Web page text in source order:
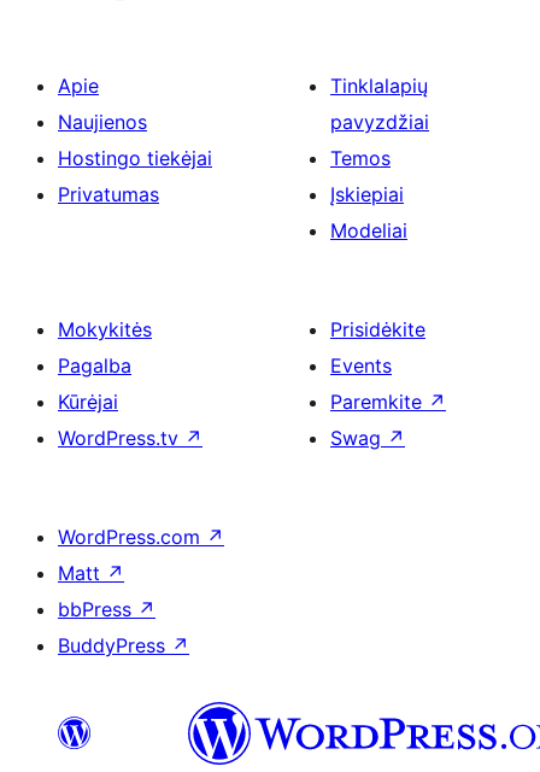
Apie
Naujienos
Hostingo tiekėjai
Privatumas
Tinklalapių
pavyzdžiai
Temos
Įskiepiai
Modeliai
Mokykitės
Pagalba
Kūrėjai
WordPress.tv ↗
Prisidėkite
Events
Paremkite ↗
Swag ↗
WordPress.com ↗
Matt ↗
bbPress ↗
BuddyPress ↗